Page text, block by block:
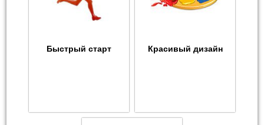
Быстрый старт Красивый дизайн